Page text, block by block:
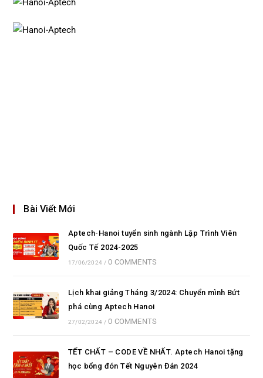
Bài Viết Mới
Aptech-Hanoi tuyển sinh ngành Lập Trình Viên
Quốc Tế 2024-2025
17/06/2024 / 0 COMMENTS
Lịch khai giảng Tháng 3/2024: Chuyển mình Bứt
phá cùng Aptech Hanoi
27/02/2024 / 0 COMMENTS
TẾT CHẤT – CODE VỀ NHẤT. Aptech Hanoi tặng
học bổng đón Tết Nguyên Đán 2024